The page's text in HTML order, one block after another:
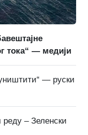
тока“ — медији
— руски
реду – Зеленски